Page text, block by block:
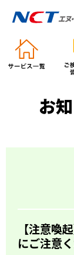
お
【注意喚
にご注意